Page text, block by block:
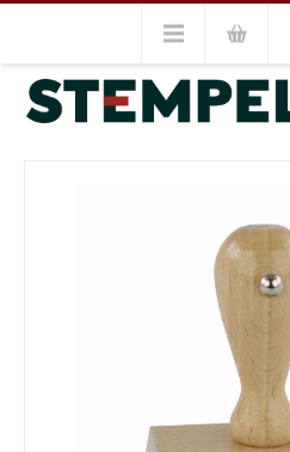
Holzstempel
VORHERIGES MODELL